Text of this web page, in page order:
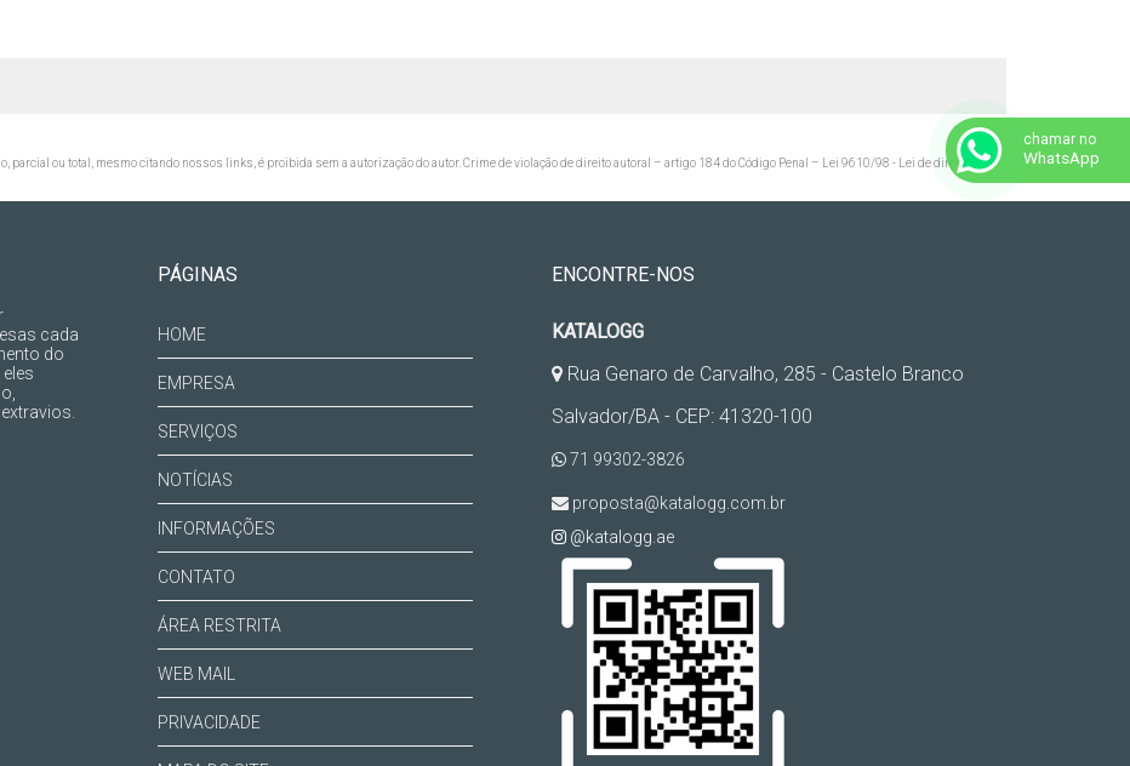
parcial ou total, mesmo citando nossos links, é proibida sem a autorização do autor. Crime de violação de direito autoral – artigo 184 do Código Penal –
Lei 9610/98 - Lei de direitos
cada
do
PÁGINAS
HOME
EMPRESA
SERVIÇOS
NOTÍCIAS
INFORMAÇÕES
CONTATO
ÁREA RESTRITA
WEB MAIL
PRIVACIDADE
ENCONTRE-NOS
KATALOGG
Rua Genaro de Carvalho, 285 - Castelo Branco
Salvador/BA - CEP: 41320-100
71 99302-3826
proposta@katalogg.com.br
@katalogg.ae
chamar no
WhatsApp